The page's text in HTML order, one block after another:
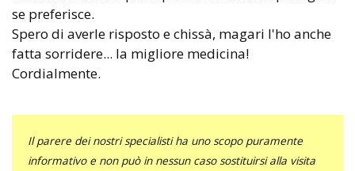
se preferisce.
Spero di averle risposto e chissà, magari l'ho anche
fatta sorridere... la migliore medicina!
Cordialmente.
Il parere dei nostri specialisti ha uno scopo puramente
informativo e non può in nessun caso sostituirsi alla visita